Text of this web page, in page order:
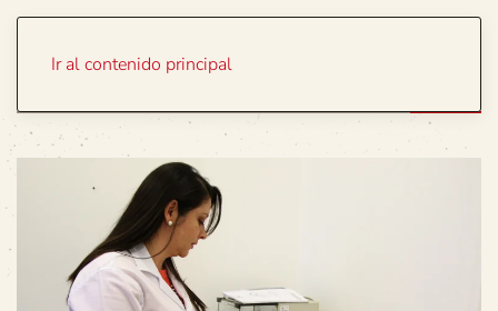
Ir al contenido principal